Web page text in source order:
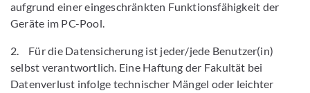
aufgrund einer einge­schränk­ten Funktionsfähigkeit der
Geräte im PC-Pool.
2. Für die Datensicherung ist jeder/jede Benutzer(in)
selbst verantwortlich. Eine Haftung der Fakultät bei
Datenverlust infolge technischer Mängel oder leichter